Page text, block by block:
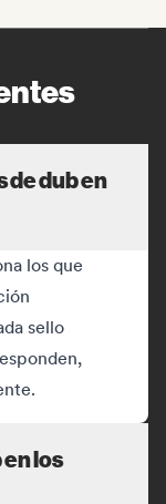
de dub en
los que
sello
los